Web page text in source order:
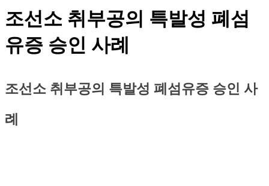
조선소 취부공의 특발성 폐섬
유증 승인 사례
조선소 취부공의 특발성 폐섬유증 승인 사
례